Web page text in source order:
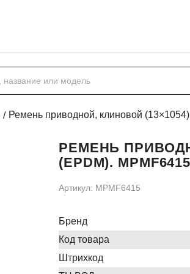
Ремень приводной, клиновой
РЕМЕНЬ
(EPDM).
Артикул: MPMF6415
Бренд
Код товара
Штрихкод